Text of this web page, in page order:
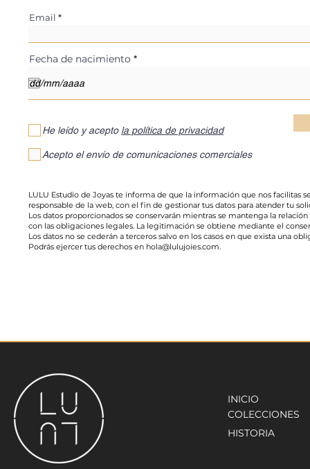
Email
Fecha de nacimiento *r
i
d
He leído y acepto la política de privacidad
Acepto el envío de comunicaciones comerciales
LULU Estudio de Joyas te informa de que la información que nos facilitas
responsable de la web, con el fin de gestionar tus datos para atender tu
Los datos proporcionados se conservarán mientras se mantenga la
con las obligaciones legales. La legitimación se obtiene mediante el
Los datos no se cederán a terceros salvo en los casos en que exista una
Podrás ejercer tus derechos en hola@lulujoies.com.
INICIO
COLECCIONES
HISTORIA